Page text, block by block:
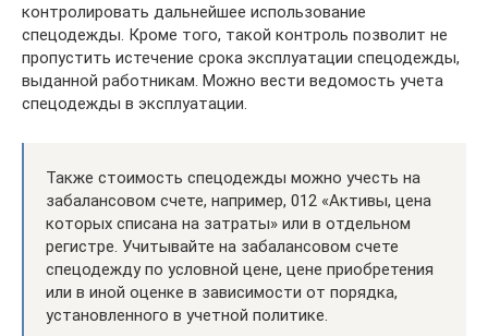
контролировать дальнейшее использование
спецодежды. Кроме того, такой контроль позволит не
пропустить истечение срока эксплуатации спецодежды,
выданной работникам. Можно вести ведомость учета
спецодежды в эксплуатации.
Также стоимость спецодежды можно учесть на
забалансовом счете, например, 012 «Активы, цена
которых списана на затраты» или в отдельном
регистре. Учитывайте на забалансовом счете
спецодежду по условной цене, цене приобретения
или в иной оценке в зависимости от порядка,
установленного в учетной политике.